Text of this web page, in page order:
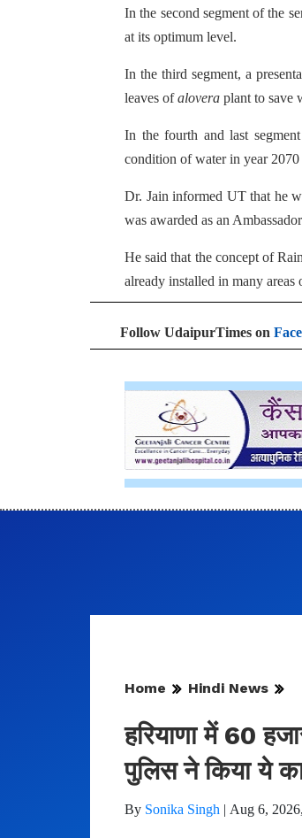
In the second segment of the
at its optimum level.
In the third segment, a
leaves ofalovera plant to save
In the fourth and last
condition of water in year
Dr. Jain informed UT that he
was awarded as an
He said that the concept of
already installed in many
Follow UdaipurTimes on
Home Hindi News
हरियाणा में 60
पुलिस ने किया ये
By Sonika Singh | Aug 6,